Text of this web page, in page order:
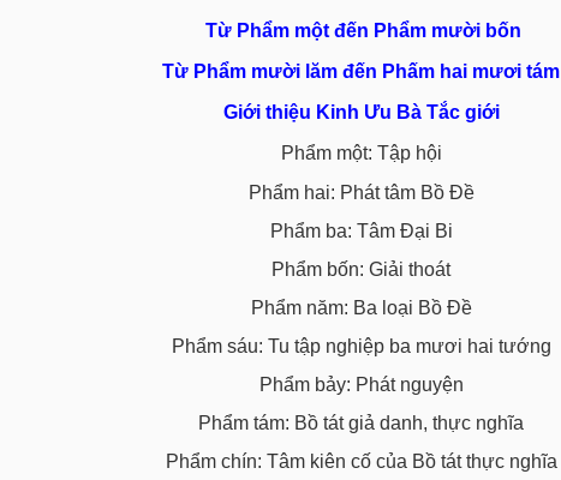
Từ Phẩm một đến Phẩm mười bốn
Từ Phẩm mười lăm đến Phấm hai mươi tám
Giới thiệu Kinh Ưu Bà Tắc giới
Phẩm một: Tập hội
Phẩm hai: Phát tâm Bồ Đề
Phẩm ba: Tâm Đại Bi
Phẩm bốn: Giải thoát
Phẩm năm: Ba loại Bồ Đề
Phẩm sáu: Tu tập nghiệp ba mươi hai tướng
Phẩm bảy: Phát nguyện
Phẩm tám: Bồ tát giả danh, thực nghĩa
Phẩm chín: Tâm kiên cố của Bồ tát thực nghĩa